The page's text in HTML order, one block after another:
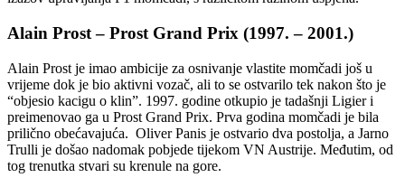
Alain Prost – Prost Grand Prix (1997. – 2001.)
Alain Prost je imao ambicije za osnivanje vlastite momčadi još u
vrijeme dok je bio aktivni vozač, ali to se ostvarilo tek nakon što je
“objesio kacigu o klin”. 1997. godine otkupio je tadašnji Ligier i
preimenovao ga u Prost Grand Prix. Prva godina momčadi je bila
prilično obećavajuća. Oliver Panis je ostvario dva postolja, a Jarno
Trulli je došao nadomak pobjede tijekom VN Austrije. Međutim, od
tog trenutka stvari su krenule na gore.